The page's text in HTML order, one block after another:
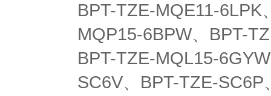
BPT-TZE-MQE11-6LPK
MQP15-6BPW、BPT-
BPT-TZE-MQL15-
SC6V、BPT-TZE-